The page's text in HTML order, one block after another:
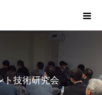
ト技術研究会